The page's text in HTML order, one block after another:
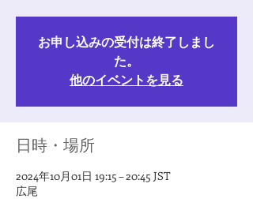
お申し込みの受付は終了しまし
た。
他のイベントを見る
日時・場所
2024年10月01日 19:15 – 20:45 JST
広尾